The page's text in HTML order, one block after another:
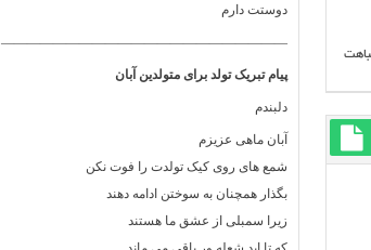
دوستت دارم
——————————————————————
پیام تبریک تولد برای متولدین آبان
دلبندم
آبان ماهی عزیزم
شمع های روی کیک تولدت را فوت نکن
بگذار همچنان به سوختن ادامه دهند
زیرا سمبلی از عشق ما هستند